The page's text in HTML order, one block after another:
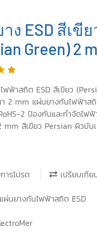
ง ESD สีเขีย
Green) 2
ฟฟ้าสถิต ESD สีเขียว
า 2 mm แผ่นยางกันไฟฟ้าส
2 ป้องกันและกำจัดไฟฟ้
mm สีเขียว Persian ผิวมัน
ารโปรด
เปรียบเทีย
แผ่นยางกันไฟฟ้าสถิต ESD